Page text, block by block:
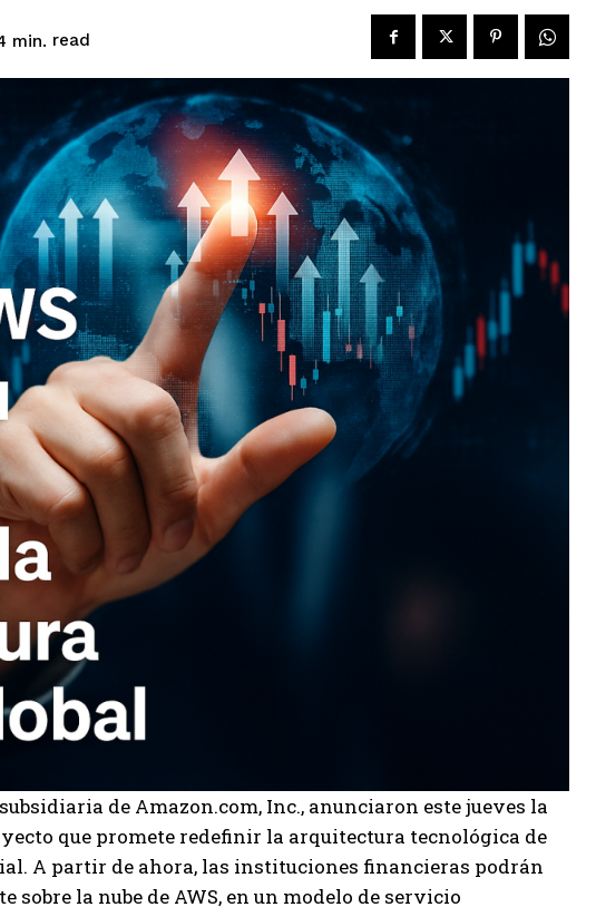
min. read
de Amazon.com, Inc., anunciaron este jueves la
que promete redefinir la arquitectura tecnológica de
A partir de ahora, las instituciones financieras podrán
sobre la nube de AWS, en un modelo de servicio